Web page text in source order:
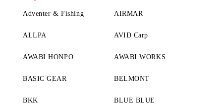
Adventer & Fishing AIRMAR
ALLPA AVID Carp
AWABI HONPO AWABI WORKS
BASIC GEAR BELMONT
BKK BLUE BLUE